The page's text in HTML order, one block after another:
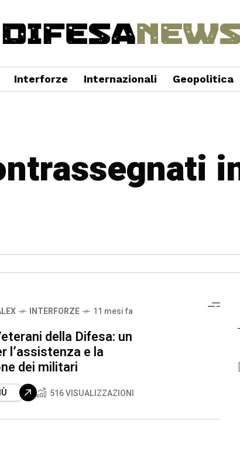
Interforze Internazionali Geopolitica
INTERFORZE 11 mesi fa
della Difesa: un
l’assistenza e la
dei militari
516 VISUALIZZAZIONI